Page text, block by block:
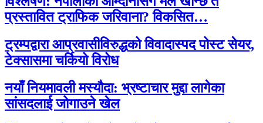
प्रस्तावित ट्राफिक जरिवाना? विकसित…
ट्रम्पद्वारा आप्रवासीविरुद्धको विवादास्पद पोस्ट सेयर,
टेक्सासमा चर्कियो विरोध
नयाँ नियमावली मस्यौदा: भ्रष्टाचार मुद्दा लागेका
सांसदलाई जोगाउने खेल